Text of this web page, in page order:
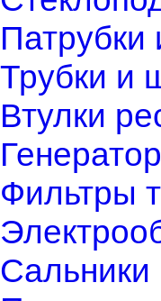
Патрубки
Трубки и
Втулки
Генератор
Фильтры
Сальники